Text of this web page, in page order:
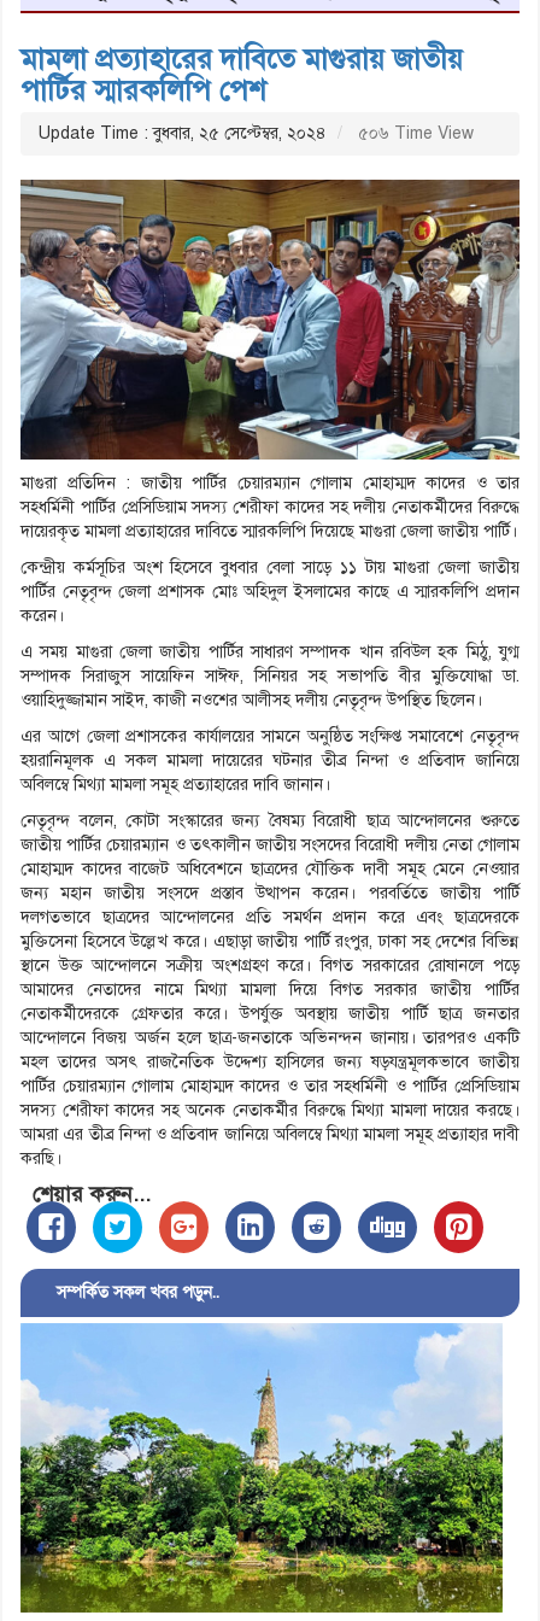
মামলা প্রত্যাহারের দাবিতে মাগুরায় জাতীয়
পার্টির স্মারকলিপি পেশ
Update Time : বুধবার, ২৫ সেপ্টেম্বর, ২০২৪ ৫০৬ Time View
মাগুরা প্রতিদিন : জাতীয় পার্টির চেয়ারম্যান গোলাম মোহাম্মদ কাদের ও তার
সহধর্মিনী পার্টির প্রেসিডিয়াম সদস্য শেরীফা কাদের সহ দলীয় নেতাকর্মীদের বিরুদ্ধে
দায়েরকৃত মামলা প্রত্যাহারের দাবিতে স্মারকলিপি দিয়েছে মাগুরা জেলা জাতীয় পার্টি।
কেন্দ্রীয় কর্মসূচির অংশ হিসেবে বুধবার বেলা সাড়ে ১১ টায় মাগুরা জেলা জাতীয়
পার্টির নেতৃবৃন্দ জেলা প্রশাসক মোঃ অহিদুল ইসলামের কাছে এ স্মারকলিপি প্রদান
করেন।
এ সময় মাগুরা জেলা জাতীয় পার্টির সাধারণ সম্পাদক খান রবিউল হক মিঠু, যুগ্ম
সম্পাদক সিরাজুস সায়েফিন সাঈফ, সিনিয়র সহ সভাপতি বীর মুক্তিযোদ্ধা ডা.
ওয়াহিদুজ্জামান সাইদ, কাজী নওশের আলীসহ দলীয় নেতৃবৃন্দ উপস্থিত ছিলেন।
এর আগে জেলা প্রশাসকের কার্যালয়ের সামনে অনুষ্ঠিত সংক্ষিপ্ত সমাবেশে নেতৃবৃন্দ
হয়রানিমূলক এ সকল মামলা দায়েরের ঘটনার তীব্র নিন্দা ও প্রতিবাদ জানিয়ে
অবিলম্বে মিথ্যা মামলা সমূহ প্রত্যাহারের দাবি জানান।
নেতৃবৃন্দ বলেন, কোটা সংস্কারের জন্য বৈষম্য বিরোধী ছাত্র আন্দোলনের শুরুতে
জাতীয় পার্টির চেয়ারম্যান ও তৎকালীন জাতীয় সংসদের বিরোধী দলীয় নেতা গোলাম
মোহাম্মদ কাদের বাজেট অধিবেশনে ছাত্রদের যৌক্তিক দাবী সমূহ মেনে নেওয়ার
জন্য মহান জাতীয় সংসদে প্রস্তাব উত্থাপন করেন। পরবর্তিতে জাতীয় পার্টি
দলগতভাবে ছাত্রদের আন্দোলনের প্রতি সমর্থন প্রদান করে এবং ছাত্রদেরকে
মুক্তিসেনা হিসেবে উল্লেখ করে। এছাড়া জাতীয় পার্টি রংপুর, ঢাকা সহ দেশের বিভিন্ন
স্থানে উক্ত আন্দোলনে সক্রীয় অংশগ্রহণ করে। বিগত সরকারের রোষানলে পড়ে
আমাদের নেতাদের নামে মিথ্যা মামলা দিয়ে বিগত সরকার জাতীয় পার্টির
নেতাকর্মীদেরকে গ্রেফতার করে। উপর্যুক্ত অবস্থায় জাতীয় পার্টি ছাত্র জনতার
আন্দোলনে বিজয় অর্জন হলে ছাত্র-জনতাকে অভিনন্দন জানায়। তারপরও একটি
মহল তাদের অসৎ রাজনৈতিক উদ্দেশ্য হাসিলের জন্য ষড়যন্ত্রমূলকভাবে জাতীয়
পার্টির চেয়ারম্যান গোলাম মোহাম্মদ কাদের ও তার সহধর্মিনী ও পার্টির প্রেসিডিয়াম
সদস্য শেরীফা কাদের সহ অনেক নেতাকর্মীর বিরুদ্ধে মিথ্যা মামলা দায়ের করছে।
আমরা এর তীব্র নিন্দা ও প্রতিবাদ জানিয়ে অবিলম্বে মিথ্যা মামলা সমূহ প্রত্যাহার দাবী
করছি।
শেয়ার করুন...
সম্পর্কিত সকল খবর পড়ুন..